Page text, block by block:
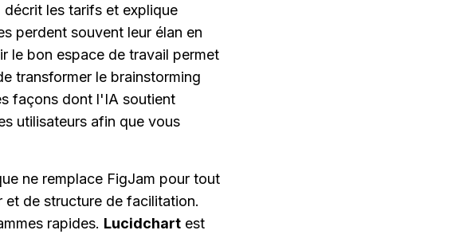
les tarifs et explique
perdent souvent leur élan en
le bon espace de travail permet
transformer le brainstorming
façons dont l'IA soutient
utilisateurs afin que vous
ne remplace FigJam pour tout
rapides. Lucidchart est